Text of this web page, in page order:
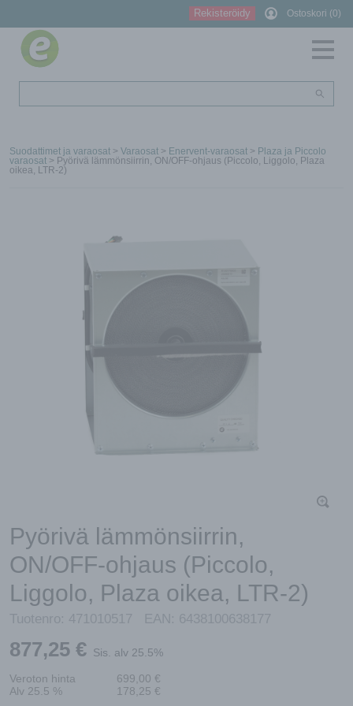
Rekisteröidy Ostoskori (0)
Suodattimet ja varaosat > Varaosat > Enervent-varaosat > Plaza ja Piccolo
varaosat > Pyörivä lämmönsiirrin, ON/OFF-ohjaus (Piccolo, Liggolo, Plaza
oikea, LTR-2)
Pyörivä lämmönsiirrin,
ON/OFF-ohjaus (Piccolo,
Liggolo, Plaza oikea, LTR-2)
Tuotenro: 471010517 EAN: 6438100638177
877,25 € Sis. alv 25.5%
Veroton hinta 699,00 €
Alv 25.5 %
178,25 €